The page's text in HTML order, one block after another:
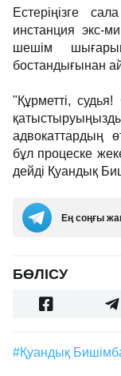
Естеріңізге
инстанция экс-
шешім
бостандығынан
"Құрметті,
адвокаттардың
бұл процеске
дейді Қуандық
Ең соңғы
БӨЛІСУ
#Қуандық